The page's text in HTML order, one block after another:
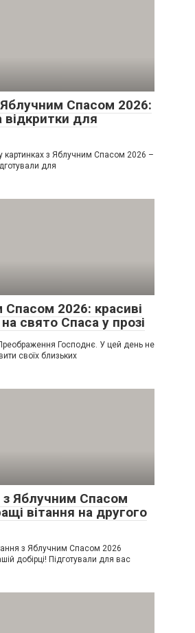
Спасом 2026:
відкритки для
картинках з Яблучним Спасом 2026 –
для
2026: красиві
свято Спаса у прозі
Господнє. У цей день не
своїх близьких
з Яблучним Спасом
вітання на другого
з Яблучним Спасом 2026
добірці! Підготували для вас